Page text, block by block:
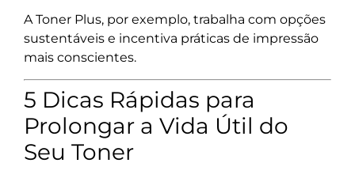
A Toner Plus, por exemplo, trabalha com opções
sustentáveis e incentiva práticas de impressão
mais conscientes.
5 Dicas Rápidas para
Prolongar a Vida Útil do
Seu Toner